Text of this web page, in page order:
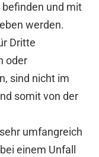
und mit
werden.
Dritte
oder
sind nicht im
somit von der
umfangreich
einem Unfall